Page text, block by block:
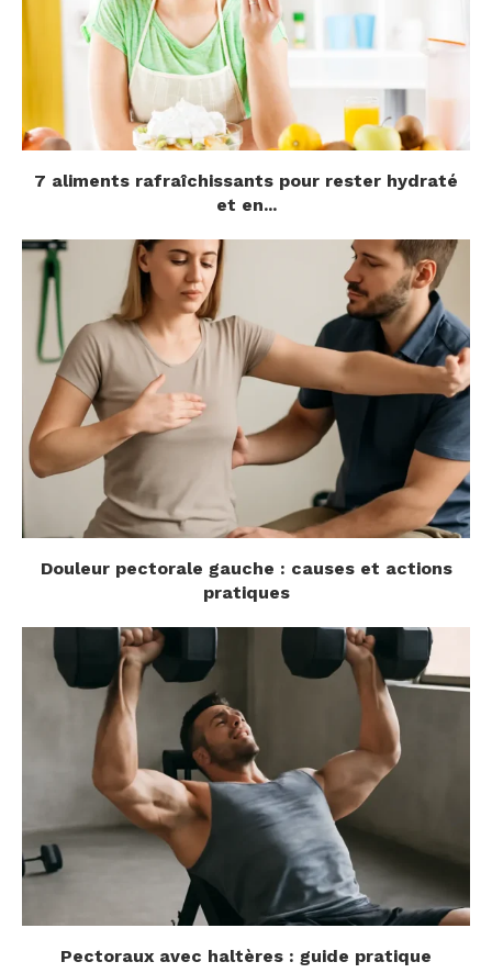
7 aliments rafraîchissants pour rester hydraté
et en...
Douleur pectorale gauche : causes et actions
pratiques
Pectoraux avec haltères : guide pratique